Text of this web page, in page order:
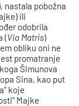
nastala pobožna
ili
odobrila
(Via Matris)
obliku oni ne
promatranje
Šimunova
Sina, kao put
koje
Majke